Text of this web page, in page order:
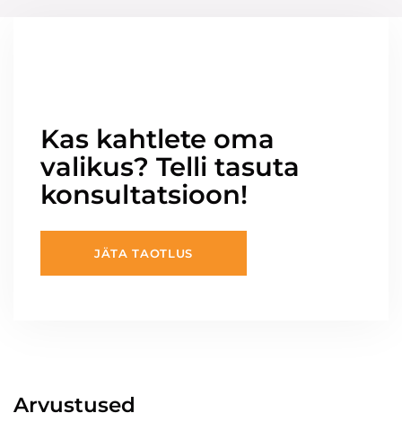
Kas kahtlete oma
valikus? Telli tasuta
konsultatsioon!
JÄTA TAOTLUS
Arvustused